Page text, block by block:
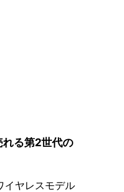
る第2世代の
イヤレスモデル